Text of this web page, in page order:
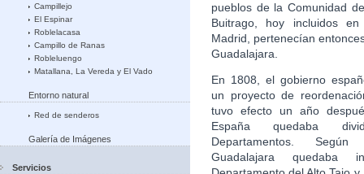
Campillejo
El Espinar
Roblelacasa
Campillo de Ranas
Robleluengo
Matallana, La Vereda y El Vado
Entorno natural
Red de senderos
Galería de Imágenes
Servicios
pueblos de la Comunidad
Buitrago, hoy incluidos
Madrid, pertenecían
Guadalajara.
En 1808, el gobierno
un proyecto de
tuvo efecto un año
España quedaba
Departamentos.
Guadalajara quedaba